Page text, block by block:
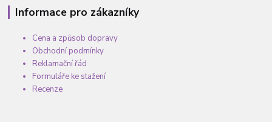
Informace pro zákazníky
Cena a způsob dopravy
Obchodní podmínky
Reklamační řád
Formuláře ke stažení
Recenze